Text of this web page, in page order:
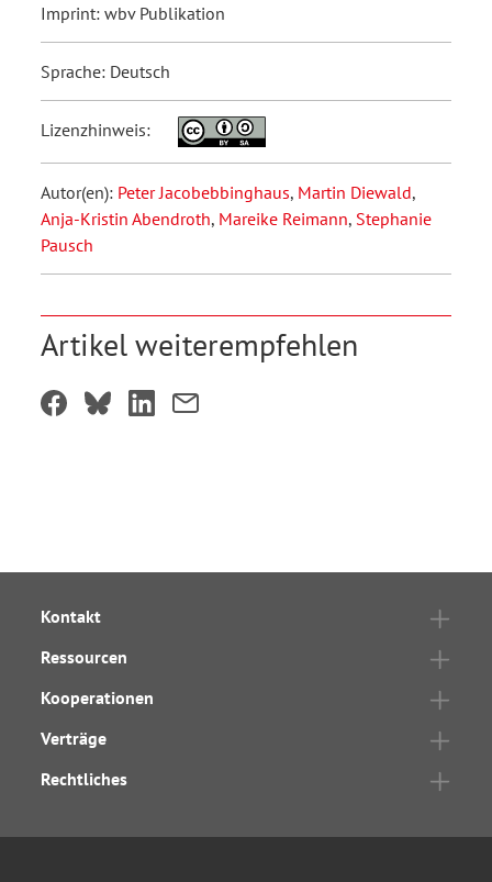
Imprint: wbv Publikation
Sprache: Deutsch
Lizenzhinweis:
Autor(en): Peter Jacobebbinghaus, Martin Diewald,
Anja-Kristin Abendroth, Mareike Reimann, Stephanie
Pausch
Artikel weiterempfehlen
Kontakt
Ressourcen
Kooperationen
Verträge
Rechtliches